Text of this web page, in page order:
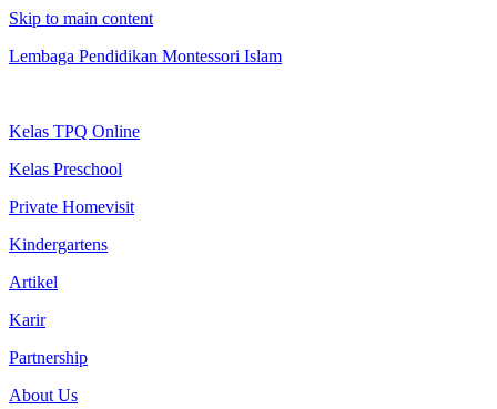
Skip to main content
Lembaga Pendidikan Montessori Islam
Kelas TPQ Online
Kelas Preschool
Private Homevisit
Kindergartens
Artikel
Karir
Partnership
About Us